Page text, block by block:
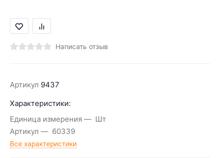
Написать отзыв
Артикул 9437
Характеристики:
Единица измерения
Шт
Артикул
60339
Все характеристики